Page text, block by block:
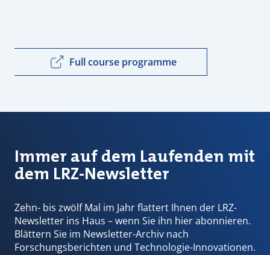
Full course programme
Immer auf dem Laufenden mit
dem LRZ-Newsletter
Zehn- bis zwölf Mal im Jahr flattert Ihnen der LRZ-
Newsletter ins Haus – wenn Sie ihn hier abonnieren.
Blättern Sie im Newsletter-Archiv nach
Forschungsberichten und Technologie-Innovationen.